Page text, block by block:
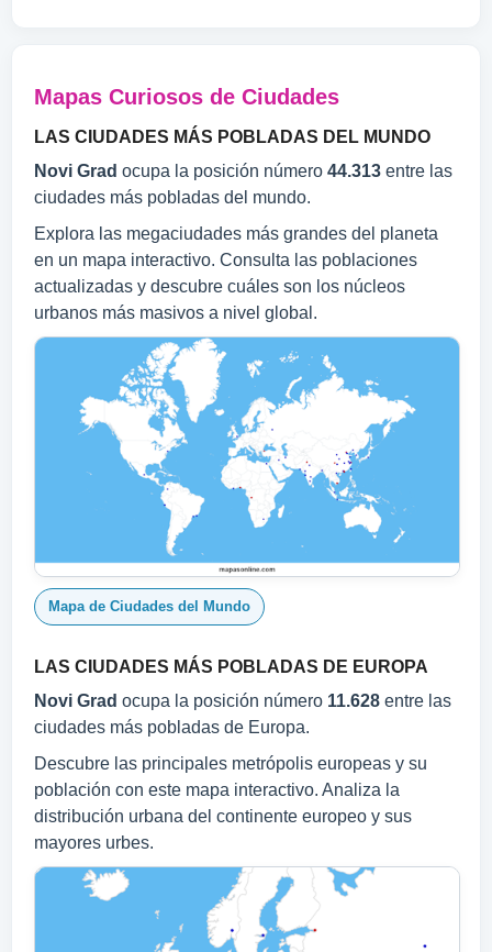
Mapas Curiosos de Ciudades
LAS CIUDADES MÁS POBLADAS DEL MUNDO
Novi Grad ocupa la posición número 44.313 entre las
ciudades más pobladas del mundo.
Explora las megaciudades más grandes del planeta
en un mapa interactivo. Consulta las poblaciones
actualizadas y descubre cuáles son los núcleos
urbanos más masivos a nivel global.
Mapa de Ciudades del Mundo
LAS CIUDADES MÁS POBLADAS DE EUROPA
Novi Grad ocupa la posición número 11.628 entre las
ciudades más pobladas de Europa.
Descubre las principales metrópolis europeas y su
población con este mapa interactivo. Analiza la
distribución urbana del continente europeo y sus
mayores urbes.